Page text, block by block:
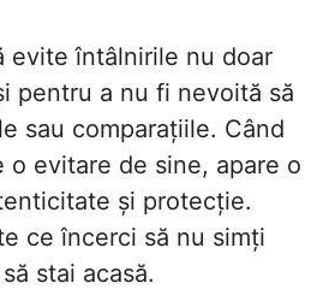
evite întâlnirile nu doar
pentru a nu fi nevoită să
sau comparațiile. Când
o evitare de sine, apare o
și protecție.
ce încerci să nu simți
stai acasă.